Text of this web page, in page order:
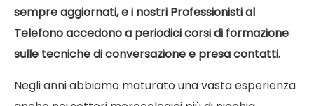
sempre aggiornati, e i nostri Professionisti al
Telefono accedono a periodici corsi di formazione
sulle tecniche di conversazione e presa contatti.
Negli anni abbiamo maturato una vasta esperienza